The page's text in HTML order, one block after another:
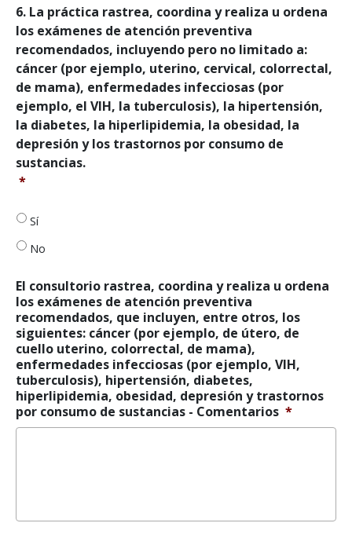
6.
La
rastrea,
coordina
y
realiza
u
ordena
los
exámenes
de
preventiva
recomendados,
incluyendo
no
limitado
a:
cáncer
(por
ejemplo,
uterino,
cervical,
colorrectal,
de
mama),
6. La práctica rastrea, coordina y realiza u ordena
los exámenes de atención preventiva
recomendados, incluyendo pero no limitado a:
cáncer (por ejemplo, uterino, cervical, colorrectal,
de mama), enfermedades infecciosas (por
ejemplo, el VIH, la tuberculosis), la hipertensión,
la diabetes, la hiperlipidemia, la obesidad, la
depresión y los trastornos por consumo de
sustancias.
*
Sí
No
El consultorio rastrea, coordina y realiza u ordena
los exámenes de atención preventiva
recomendados, que incluyen, entre otros, los
siguientes: cáncer (por ejemplo, de útero, de
cuello uterino, colorrectal, de mama),
enfermedades infecciosas (por ejemplo, VIH,
tuberculosis), hipertensión, diabetes,
hiperlipidemia, obesidad, depresión y trastornos
por consumo de sustancias - Comentarios *